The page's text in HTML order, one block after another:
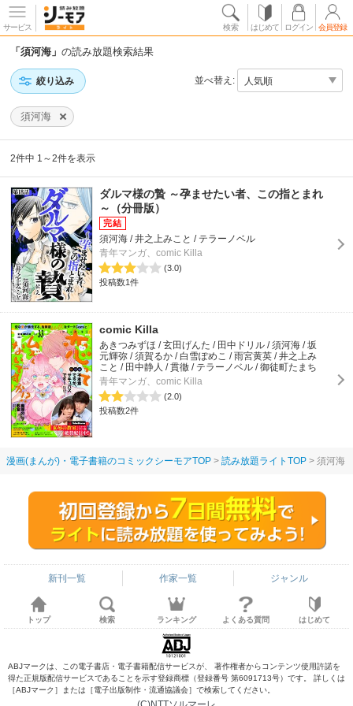
サービス 検索 はじめて ログイン 会員登録
「須河海」の読み放題検索結果
絞り込み 並べ替え:
須河海
2件中 1～2件を表示
ダルマ様の贄 ～孕ませたい者、この指とまれ
～（分冊版）
須河海 / 井之上みこと / テラーノベル
青年マンガ、comic Killa
(3.0)
投稿数1件
comic Killa
あきつみずほ / 玄田げんた / 田中ドリル / 須河海 / 坂
元輝弥 / 須賀るか / 白雪ぽめこ / 雨宮黄英 / 井之上み
こと / 田中静人 / 貫徹 / テラーノベル / 御徒町たまち
青年マンガ、comic Killa
(2.0)
投稿数2件
漫画(まんが)・電子書籍のコミックシーモアTOP 読み放題ライトTOP 須河海
新刊一覧 作家一覧 ジャンル
トップ 検索 ランキング よくある質問 はじめて
ABJマークは、この電子書店・電子書籍配信サービスが、 著作権者からコンテンツ使用許諾を
得た正規版配信サービスであることを示す登録商標（登録番号 第6091713号）です。 詳しくは
［ABJマーク］または［電子出版制作・流通協議会］で検索してください。